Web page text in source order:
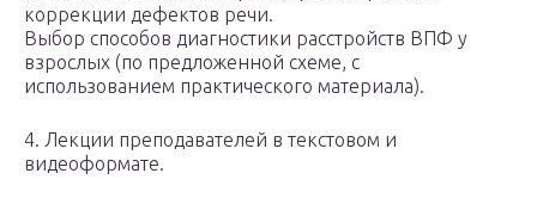
коррекции дефектов речи.
Выбор способов диагностики расстройств ВПФ у
взрослых (по предложенной схеме, с
использованием практического материала).
4. Лекции преподавателей в текстовом и
видеоформате.